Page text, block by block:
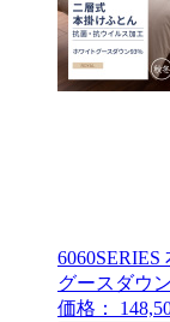
グースダウ
価格：